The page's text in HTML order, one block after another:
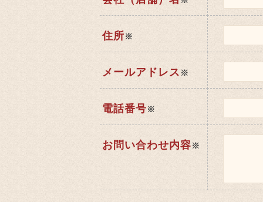
住所※
メールアドレス ※
電話番号※
お問い合わせ内容※